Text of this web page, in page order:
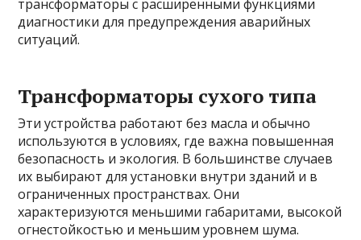
трансформаторы с расширенными функциями
диагностики для предупреждения аварийных
ситуаций.
Трансформаторы сухого типа
Эти устройства работают без масла и обычно
используются в условиях, где важна повышенная
безопасность и экология. В большинстве случаев
их выбирают для установки внутри зданий и в
ограниченных пространствах. Они
характеризуются меньшими габаритами, высокой
огнестойкостью и меньшим уровнем шума.